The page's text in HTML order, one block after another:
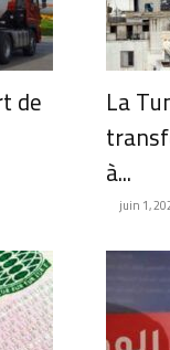
de
La
à...
juin 1,